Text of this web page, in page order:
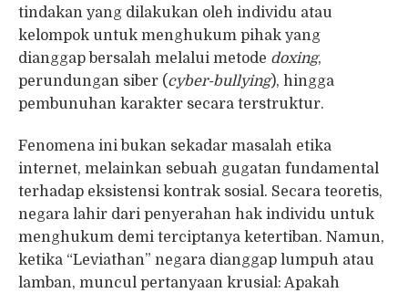
tindakan yang dilakukan oleh individu atau
kelompok untuk menghukum pihak yang
dianggap bersalah melalui metode doxing,
perundungan siber (cyber-bullying), hingga
pembunuhan karakter secara terstruktur.
Fenomena ini bukan sekadar masalah etika
internet, melainkan sebuah gugatan fundamental
terhadap eksistensi kontrak sosial. Secara teoretis,
negara lahir dari penyerahan hak individu untuk
menghukum demi terciptanya ketertiban. Namun,
ketika “Leviathan” negara dianggap lumpuh atau
lamban, muncul pertanyaan krusial: Apakah